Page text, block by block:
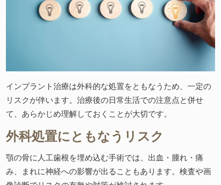
インプラント治療は外科的な処置をともなうため、一定の
リスクが伴います。治療後の日常生活での注意点と併せ
て、あらかじめ理解しておくことが大切です。
外科処置にともなうリスク
顎の骨に人工歯根を埋め込む手術では、出血・腫れ・痛
み、まれに神経への影響が出ることもあります。検査や画